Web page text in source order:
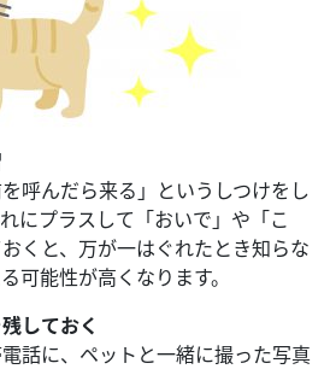
呼んだら来る」というしつけをし
にプラスして「おいで」や「こ
くと、万が一はぐれたとき知らな
可能性が高くなります。
しておく
話に、ペットと一緒に撮った写真